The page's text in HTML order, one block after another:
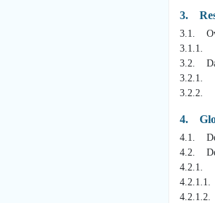
3.
3.1.
3.1.1.
3.2.
3.2.1.
3.2.2.
4.
4.1.
4.2.
4.2.1.
4.2.1.1.
4.2.1.2.